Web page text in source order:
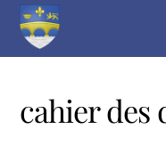
Skip
cahier des